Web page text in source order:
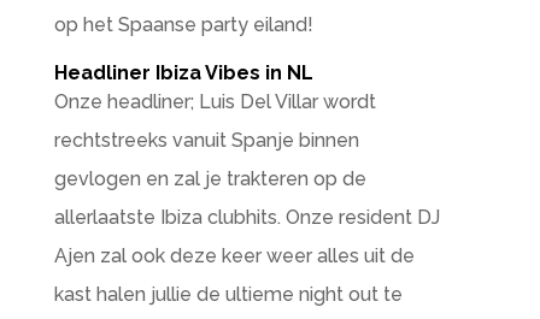
op het Spaanse party eiland!
Headliner Ibiza Vibes in NL
Onze headliner; Luis Del Villar wordt
rechtstreeks vanuit Spanje binnen
gevlogen en zal je trakteren op de
allerlaatste Ibiza clubhits. Onze resident DJ
Ajen zal ook deze keer weer alles uit de
kast halen jullie de ultieme night out te